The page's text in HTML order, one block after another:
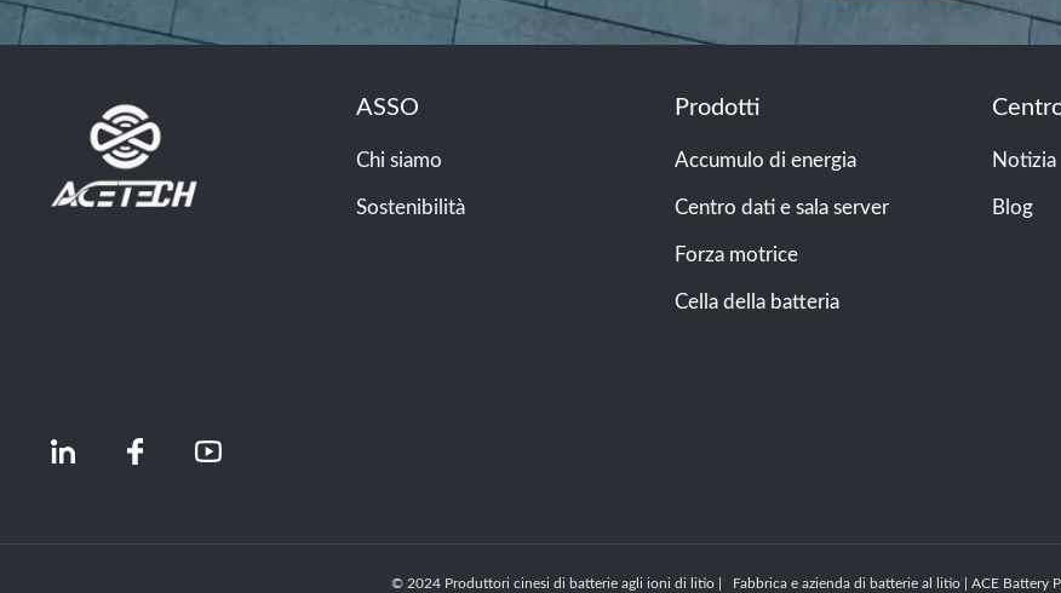
ASSO
Chi siamo
Sostenibilità
Prodotti
Accumulo di energia
Centro dati e sala server
Forza motrice
Cella della batteria
Notizia
Blog
© 2024 Produttori cinesi di batterie agli ioni di litio | Fabbrica e azienda di batterie al litio | ACE Battery